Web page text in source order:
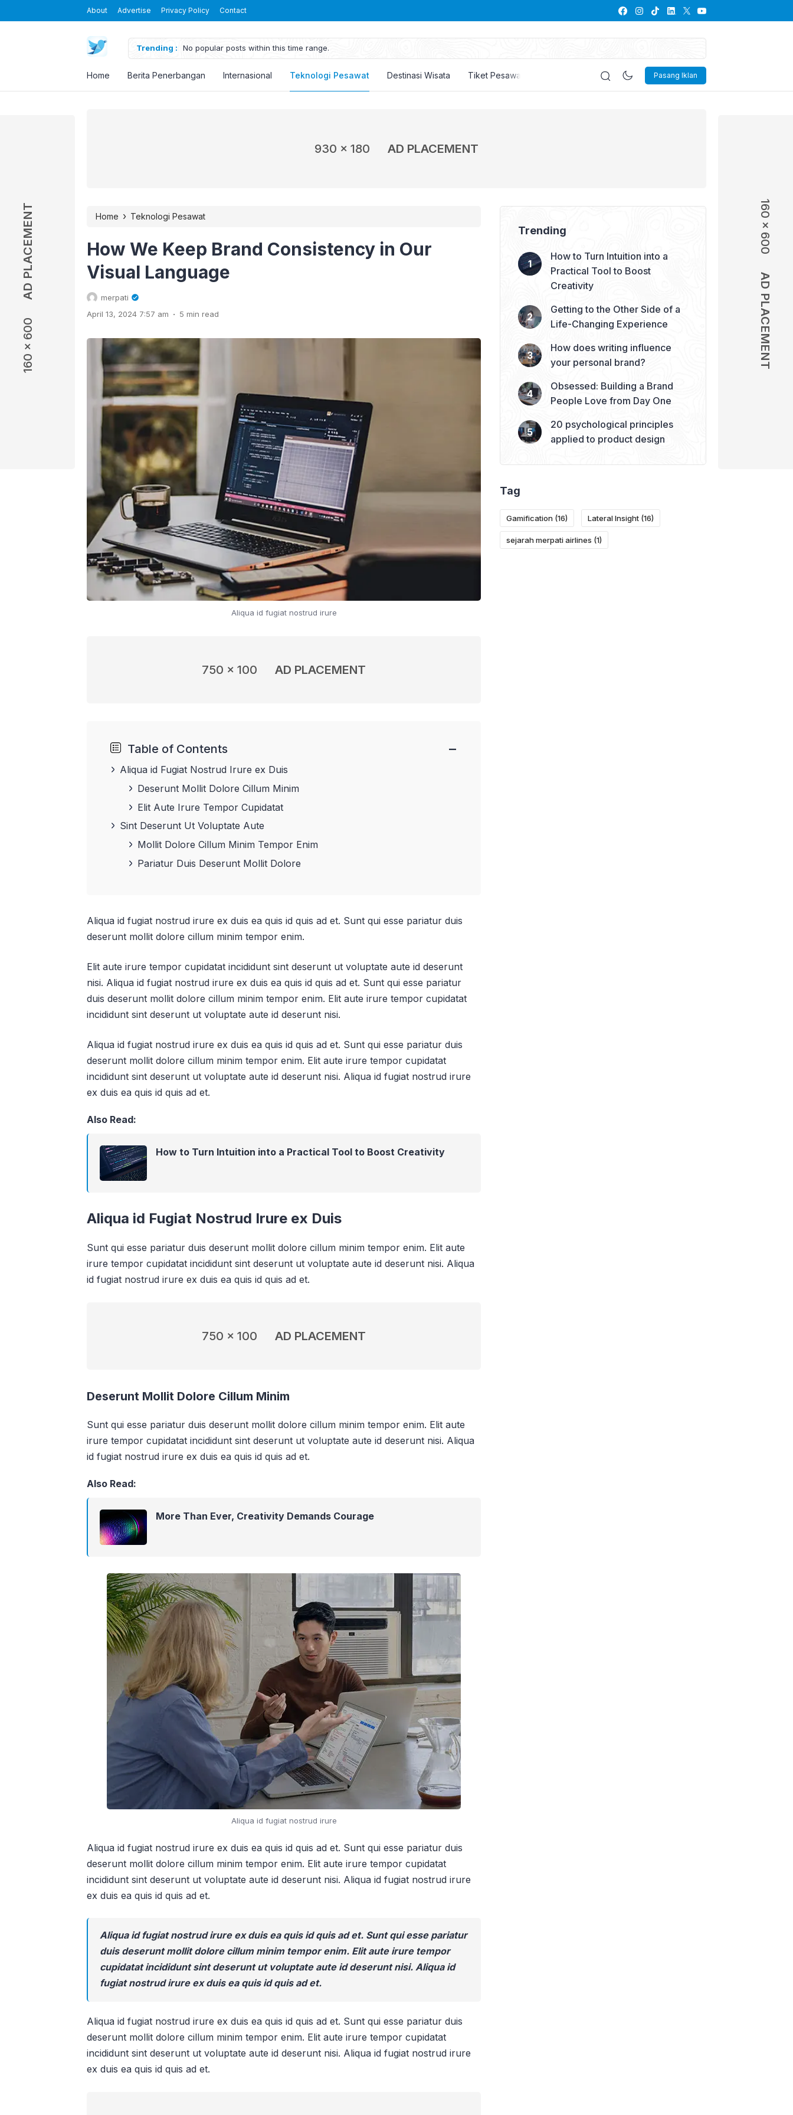
160 x 600
AD PLACEMENT 160 x 600
AD PLACEMENT
About Advertise Privacy Policy Contact
Trending : No popular posts within this time range.
Pasang Iklan
Home Berita Penerbangan Internasional Teknologi Pesawat Destinasi Wisata Tiket Pesawat
160 x 600
AD PLACEMENT
930 x 180 AD PLACEMENT
Home › Teknologi Pesawat
How We Keep Brand Consistency in Our
Visual Language
merpati
April 13, 2024 7:57 am . 5 min read
Aliqua id fugiat nostrud irure
750 x 100 AD PLACEMENT
Table of Contents −
Aliqua id Fugiat Nostrud Irure ex Duis
Deserunt Mollit Dolore Cillum Minim
Elit Aute Irure Tempor Cupidatat
Sint Deserunt Ut Voluptate Aute
Mollit Dolore Cillum Minim Tempor Enim
Pariatur Duis Deserunt Mollit Dolore
Aliqua id fugiat nostrud irure ex duis ea quis id quis ad et. Sunt qui esse pariatur duis
deserunt mollit dolore cillum minim tempor enim.
Elit aute irure tempor cupidatat incididunt sint deserunt ut voluptate aute id deserunt
nisi. Aliqua id fugiat nostrud irure ex duis ea quis id quis ad et. Sunt qui esse pariatur
duis deserunt mollit dolore cillum minim tempor enim. Elit aute irure tempor cupidatat
incididunt sint deserunt ut voluptate aute id deserunt nisi.
Aliqua id fugiat nostrud irure ex duis ea quis id quis ad et. Sunt qui esse pariatur duis
deserunt mollit dolore cillum minim tempor enim. Elit aute irure tempor cupidatat
incididunt sint deserunt ut voluptate aute id deserunt nisi. Aliqua id fugiat nostrud irure
ex duis ea quis id quis ad et.
Also Read:
How to Turn Intuition into a Practical Tool to Boost Creativity
Aliqua id Fugiat Nostrud Irure ex Duis
Sunt qui esse pariatur duis deserunt mollit dolore cillum minim tempor enim. Elit aute
irure tempor cupidatat incididunt sint deserunt ut voluptate aute id deserunt nisi. Aliqua
id fugiat nostrud irure ex duis ea quis id quis ad et.
750 x 100 AD PLACEMENT
Deserunt Mollit Dolore Cillum Minim
Sunt qui esse pariatur duis deserunt mollit dolore cillum minim tempor enim. Elit aute
irure tempor cupidatat incididunt sint deserunt ut voluptate aute id deserunt nisi. Aliqua
id fugiat nostrud irure ex duis ea quis id quis ad et.
Also Read:
More Than Ever, Creativity Demands Courage
Aliqua id fugiat nostrud irure
Aliqua id fugiat nostrud irure ex duis ea quis id quis ad et. Sunt qui esse pariatur duis
deserunt mollit dolore cillum minim tempor enim. Elit aute irure tempor cupidatat
incididunt sint deserunt ut voluptate aute id deserunt nisi. Aliqua id fugiat nostrud irure
ex duis ea quis id quis ad et.
Aliqua id fugiat nostrud irure ex duis ea quis id quis ad et. Sunt qui esse pariatur
duis deserunt mollit dolore cillum minim tempor enim. Elit aute irure tempor
cupidatat incididunt sint deserunt ut voluptate aute id deserunt nisi. Aliqua id
fugiat nostrud irure ex duis ea quis id quis ad et.
Aliqua id fugiat nostrud irure ex duis ea quis id quis ad et. Sunt qui esse pariatur duis
deserunt mollit dolore cillum minim tempor enim. Elit aute irure tempor cupidatat
incididunt sint deserunt ut voluptate aute id deserunt nisi. Aliqua id fugiat nostrud irure
ex duis ea quis id quis ad et.
Trending
How to Turn Intuition into a
Practical Tool to Boost
Creativity
Getting to the Other Side of a
Life-Changing Experience
How does writing influence
your personal brand?
Obsessed: Building a Brand
People Love from Day One
20 psychological principles
applied to product design
Tag
Gamification (16) Lateral Insight (16)
sejarah merpati airlines (1)